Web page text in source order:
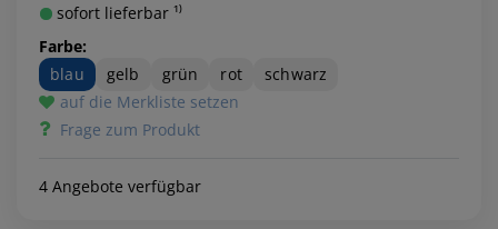
sofort lieferbar ¹⁾
Farbe:
blau
gelb grün rot
schwarz
auf die Merkliste setzen
Frage zum Produkt
4 Angebote verfügbar